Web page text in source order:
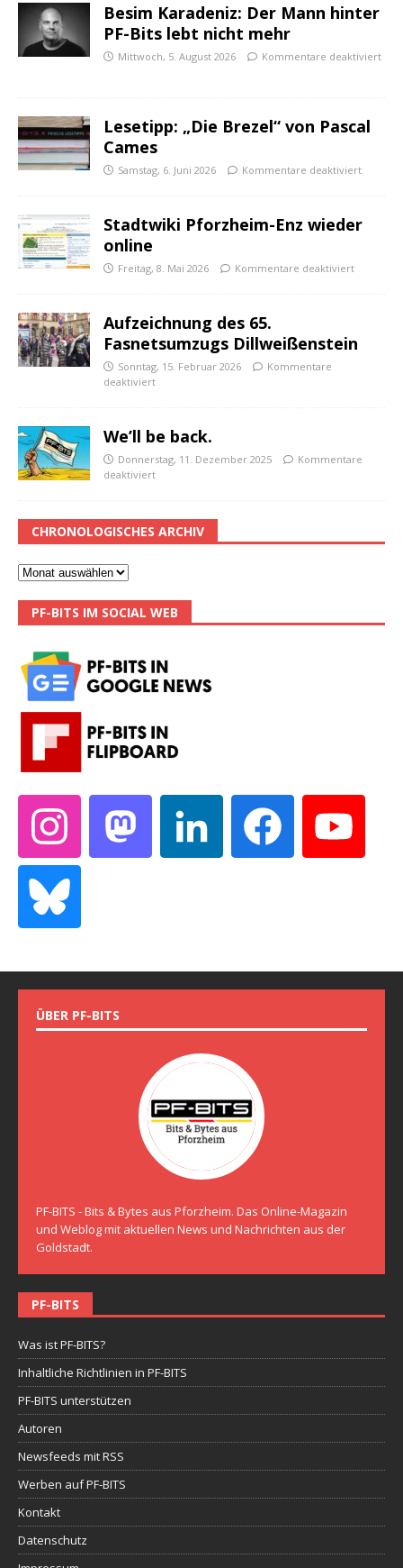
Besim Karadeniz: Der Mann hinter
PF-Bits lebt nicht mehr
Mittwoch, 5. August 2026 Kommentare deaktiviert
Lesetipp: „Die Brezel“ von Pascal
Cames
Samstag, 6. Juni 2026 Kommentare deaktiviert
Stadtwiki Pforzheim-Enz wieder
online
Freitag, 8. Mai 2026 Kommentare deaktiviert
Aufzeichnung des 65.
Fasnetsumzugs Dillweißenstein
Sonntag, 15. Februar 2026
Kommentare
deaktiviert
We’ll be back.
Donnerstag, 11. Dezember 2025
Kommentare
deaktiviert
CHRONOLOGISCHES ARCHIV
PF-BITS IM SOCIAL WEB
ÜBER PF-BITS
PF-BITS - Bits & Bytes aus Pforzheim. Das Online-Magazin
und Weblog mit aktuellen News und Nachrichten aus der
Goldstadt.
PF-BITS
Was ist PF-BITS?
Inhaltliche Richtlinien in PF-BITS
PF-BITS unterstützen
Autoren
Newsfeeds mit RSS
Werben auf PF-BITS
Kontakt
Datenschutz